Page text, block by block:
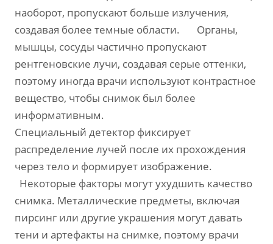
наоборот, пропускают больше излучения,
создавая более темные области. Органы,
мышцы, сосуды частично пропускают
рентгеновские лучи, создавая серые оттенки,
поэтому иногда врачи используют контрастное
вещество, чтобы снимок был более
информативным.
Специальный детектор фиксирует
распределение лучей после их прохождения
через тело и формирует изображение.
Некоторые факторы могут ухудшить качество
снимка. Металлические предметы, включая
пирсинг или другие украшения могут давать
тени и артефакты на снимке, поэтому врачи